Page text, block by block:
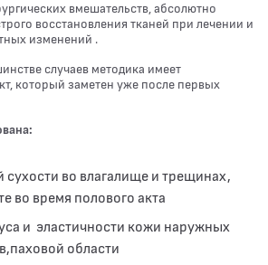
вмешательств, абсолютно
восстановления тканей при лечении и
изменений .
случаев методика имеет
который заметен уже после первых
во влагалище и трещинах,
во время полового акта
и эластичности кожи наружных
области